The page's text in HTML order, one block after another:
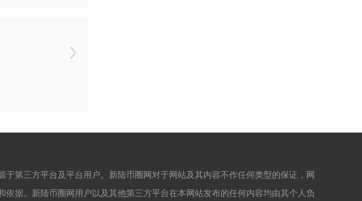
第三方平台及平台用户。新陆币圈网对于网站及其内容不作任何类型的保证，网
据。新陆币圈网用户以及其他第三方平台在本网站发布的任何内容均由其个人负